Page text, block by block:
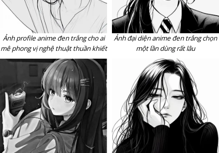
Ảnh profile anime đen trắng cho ai
mê phong vị nghệ thuật thuần khiết
Ảnh đại diện anime đen trắng chọn
một lần dùng rất lâu